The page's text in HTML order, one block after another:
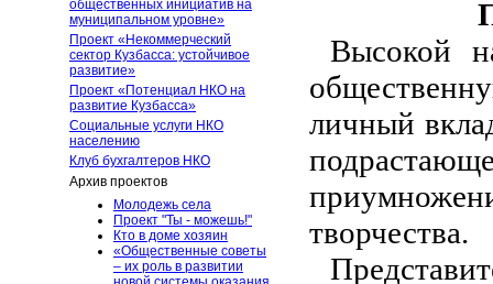
общественных инициатив на
муниципальном уровне»
Проект «Некоммерческий
сектор Кузбасса: устойчивое
развитие»
Проект «Потенциал НКО на
развитие Кузбасса»
Социальные услуги НКО
населению
Клуб бухгалтеров НКО
Архив проектов
Молодежь села
Проект "Ты - можешь!"
Кто в доме хозяин
«Общественные советы
– их роль в развитии
Высокой
личный
творчества.